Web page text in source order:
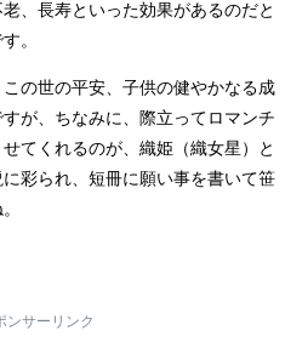
、長寿といった効果があるのだと
。
の世の平安、子供の健やかなる成
が、ちなみに、際立ってロマンチ
てくれるのが、織姫（織女星）と
彩られ、短冊に願い事を書いて笹
ンサーリンク